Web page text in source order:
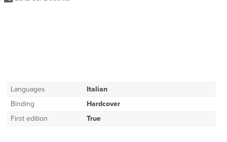
Languages
Italian
Binding
Hardcover
First edition
True